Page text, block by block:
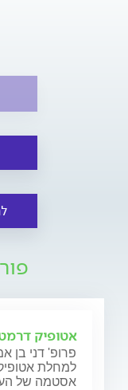
אטופיק
פרופ' דני בן
למחלת
אסטמה של